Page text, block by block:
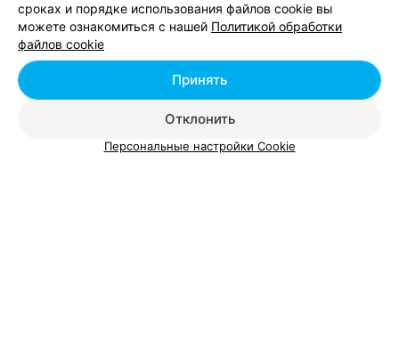
Добавить компанию
Добавить специалиста
сроках и порядке использования файлов cookie вы
можете ознакомиться с нашей Политикой обработки
файлов cookie
Отклонить
Принять
Персональные настройки Cookie